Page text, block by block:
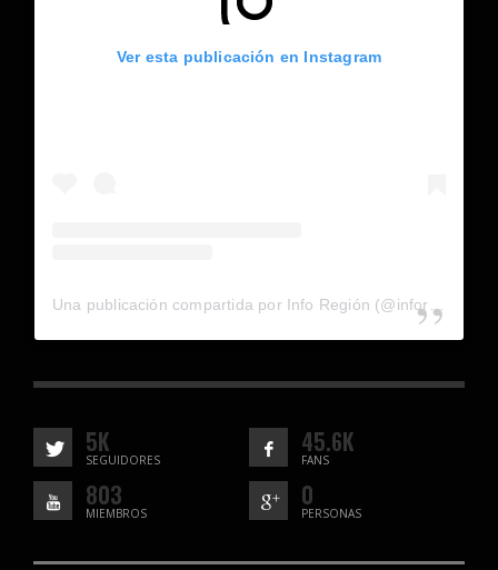
Ver esta publicación en Instagram
5K
SEGUIDORES
45.6K
FANS
803
MIEMBROS
0
PERSONAS